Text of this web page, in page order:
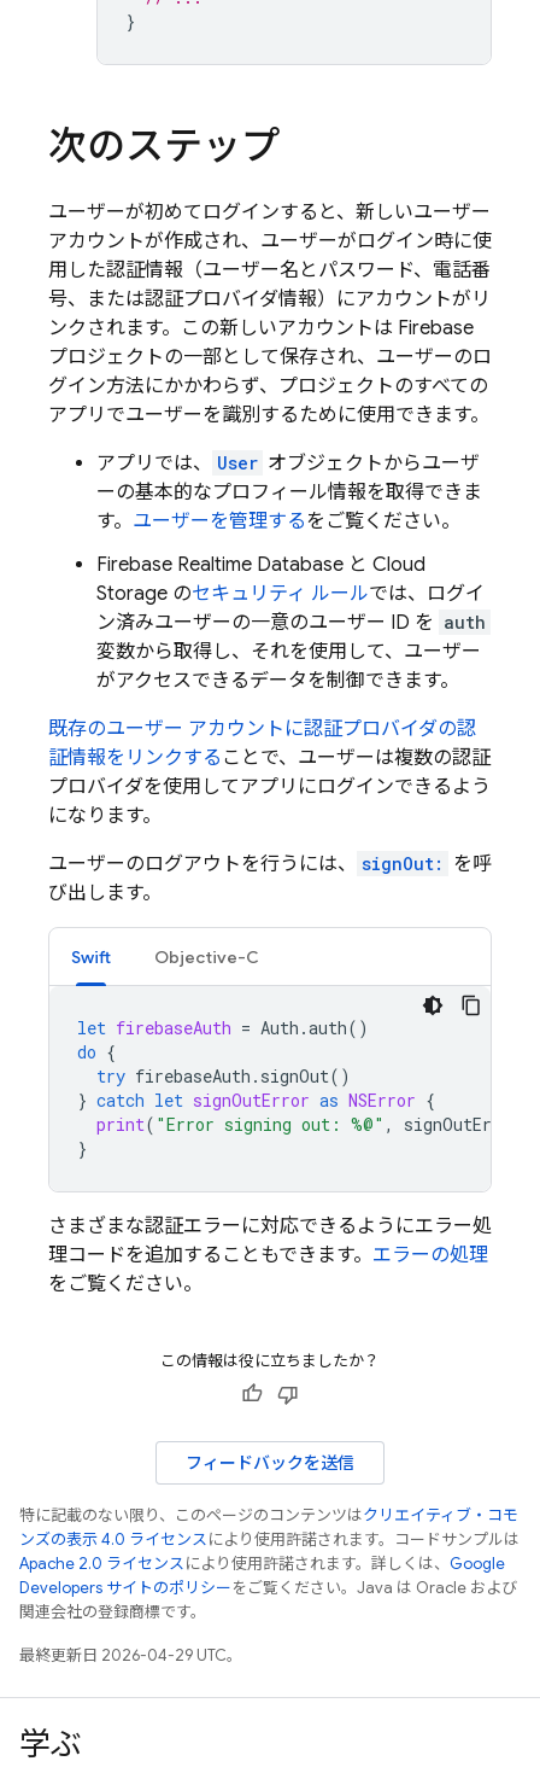
}
次のステップ
ユーザーが初めてログインすると、新しいユーザー
アカウントが作成され、ユーザーがログイン時に使
用した認証情報（ユーザー名とパスワード、電話番
号、または認証プロバイダ情報）にアカウントがリ
ンクされます。この新しいアカウントは Firebase
プロジェクトの一部として保存され、ユーザーのロ
グイン方法にかかわらず、プロジェクトのすべての
アプリでユーザーを識別するために使用できます。
アプリでは、
User オブジェクトからユーザ
ーの基本的なプロフィール情報を取得できま
す。 ユーザーを管理するをご覧ください。
Firebase Realtime Database と Cloud
Storage のセキュリティ ルールでは、ログイ
ン済みユーザーの一意のユーザー ID を auth
変数から取得し、それを使用して、ユーザー
がアクセスできるデータを制御できます。
既存のユーザー アカウントに認証プロバイダの認
証情報をリンクする ことで、ユーザーは複数の認証
プロバイダを使用してアプリにログインできるよう
になります。
ユーザーのログアウトを行うには、
signOut:
を呼
び出します。
Swift Objective-C
let firebaseAuth = Auth .auth()
do {
try firebaseAuth . signOut()
} catch let signOutError as NSError {
print( "Error signing out: %@" , signOutError
}
さまざまな認証エラーに対応できるようにエラー処
理コードを追加することもできます。 エラーの処理
をご覧ください。
この情報は役に立ちましたか？
フィードバックを送信
特に記載のない限り、このページのコンテンツはクリエイティブ・コモ
ンズの表示 4.0 ライセンスにより使用許諾されます。コードサンプルは
Apache 2.0 ライセンスにより使用許諾されます。詳しくは、 Google
Developers サイトのポリシーをご覧ください。Java は Oracle および
関連会社の登録商標です。
最終更新日 2026-04-29 UTC。
学ぶ